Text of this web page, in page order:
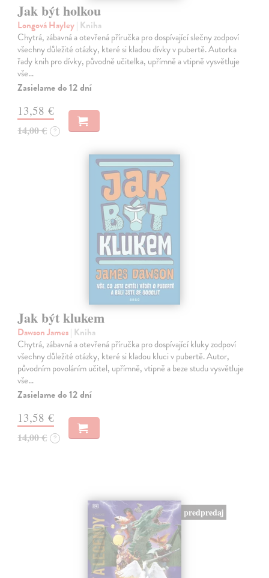
Jak být holkou
Longová Hayley| Kniha
Chytrá, zábavná a otevřená příručka pro dospívající slečny zodpoví
všechny důležité otázky, které si kladou dívky v pubertě. Autorka
řady knih pro dívky, původně učitelka, upřímně a vtipně vysvětluje
vše…
Zasielame do 12 dní
13,58 €
14,00 € ?
Jak být klukem
Dawson James| Kniha
Chytrá, zábavná a otevřená příručka pro dospívající kluky zodpoví
všechny důležité otázky, které si kladou kluci v pubertě. Autor,
původním povoláním učitel, upřímně, vtipně a beze studu vysvětluje
vše…
Zasielame do 12 dní
13,58 €
14,00 € ?
predpredaj